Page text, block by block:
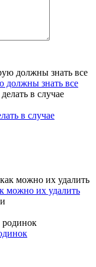
должны знать все
в случае
можно их удалить